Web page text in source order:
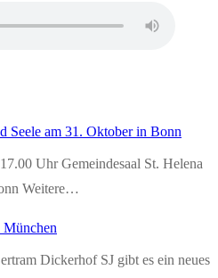
Seele am 31. Oktober in Bonn
Uhr Gemeindesaal St. Helena
Weitere…
München
Dickerhof SJ gibt es ein neues